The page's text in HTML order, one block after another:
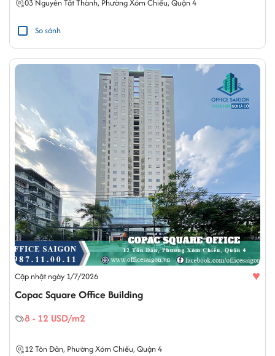
03 Nguyễn Tất Thành, Phường Xóm Chiếu, Quận 4
So sánh
Cập nhật ngày 1/7/2026 ♥
Copac Square Office Building
8 - 12 USD/m2
12Tôn Đản, Phường Xóm Chiếu, Quận 4